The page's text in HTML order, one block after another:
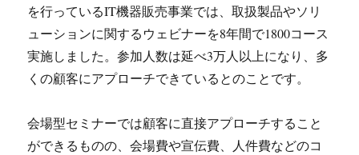
を行っているIT機器販売事業では、取扱製品やソリ
ューションに関するウェビナーを8年間で1800コース
実施しました。参加人数は延べ3万人以上になり、多
くの顧客にアプローチできているとのことです。
会場型セミナーでは顧客に直接アプローチすること
ができるものの、会場費や宣伝費、人件費などのコ